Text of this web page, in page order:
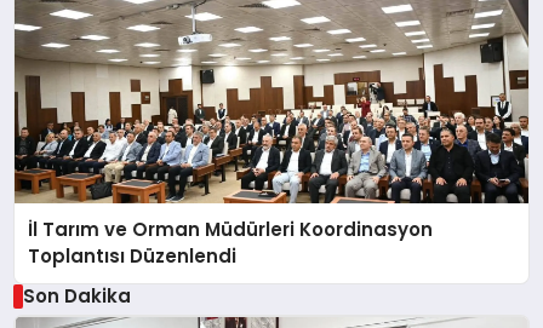
İl Tarım ve Orman Müdürleri Koordinasyon
Toplantısı Düzenlendi
Son Dakika